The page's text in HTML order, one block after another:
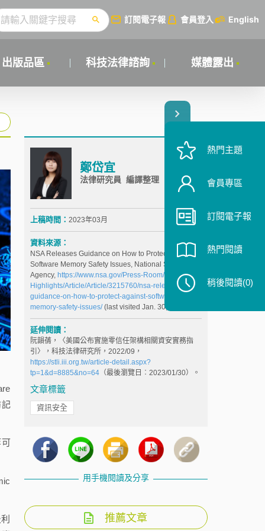
訂閱電子報 會員登入 English
出版品區 科技法律諮詢 媒體露出
鄭岱宜
法律研究員 編譯整理
上稿時間： 2023年03月
資料來源：
NSA Releases Guidance on How to Protect Against
Software Memory Safety Issues, National Security
Agency, https://www.nsa.gov/Press-Room/News-
Highlights/Article/Article/3215760/nsa-releases-
guidance-on-how-to-protect-against-software-
memory-safety-issues/(last visited Jan. 30, 2023).
延伸閱讀：
阮韻蒨，〈美國公布實施零信任架構相關資安實務指
引〉，科技法律研究所，2022/09，
https://stli.iii.org.tw/article-detail.aspx?
tp=1&d=8885&no=64（最後瀏覽日︰2023/01/30）。
文章標籤
資訊安全
用手機閱讀及分享
推薦文章
熱門主題
會員專區
訂閱電子報
熱門閱讀
稍後閱讀(0)